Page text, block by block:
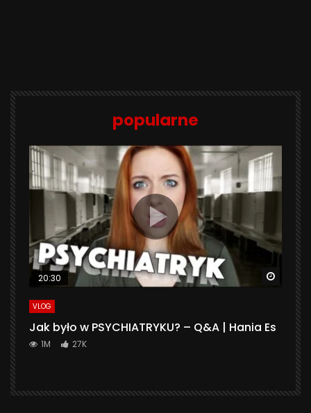
popularne
20:30
VLOG
Jak było w PSYCHIATRYKU? – Q&A | Hania Es
1M 27K